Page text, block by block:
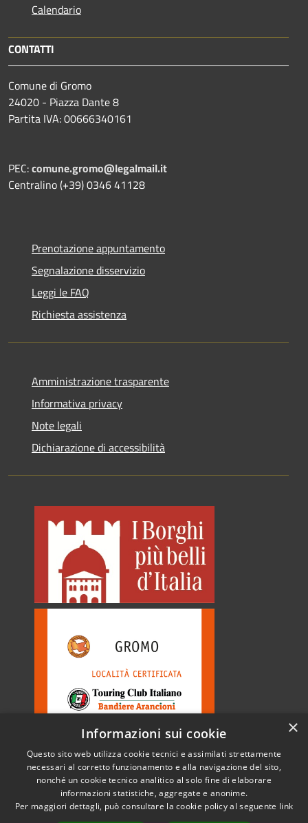
Calendario
CONTATTI
Comune di Gromo
24020 - Piazza Dante 8
Partita IVA: 00666340161
PEC:comune.gromo@legalmail.it
Centralino (+39) 0346 41128
Prenotazione appuntamento
Segnalazione disservizio
Leggi le FAQ
Richiesta assistenza
Amministrazione trasparente
Informativa privacy
Note legali
Dichiarazione di accessibilità
Accessibilità
Copyright © 2026 • Comune di
Gromo • Powered by
×
Informazioni sui cookie
Questo sito web utilizza cookie tecnici e assimilati strettamente
necessari al corretto funzionamento e alla navigazione del sito,
nonché un cookie tecnico analitico al solo fine di elaborare
informazioni statistiche, aggregate e anonime.
Per maggiori dettagli, può consultare la cookie policy al seguente link